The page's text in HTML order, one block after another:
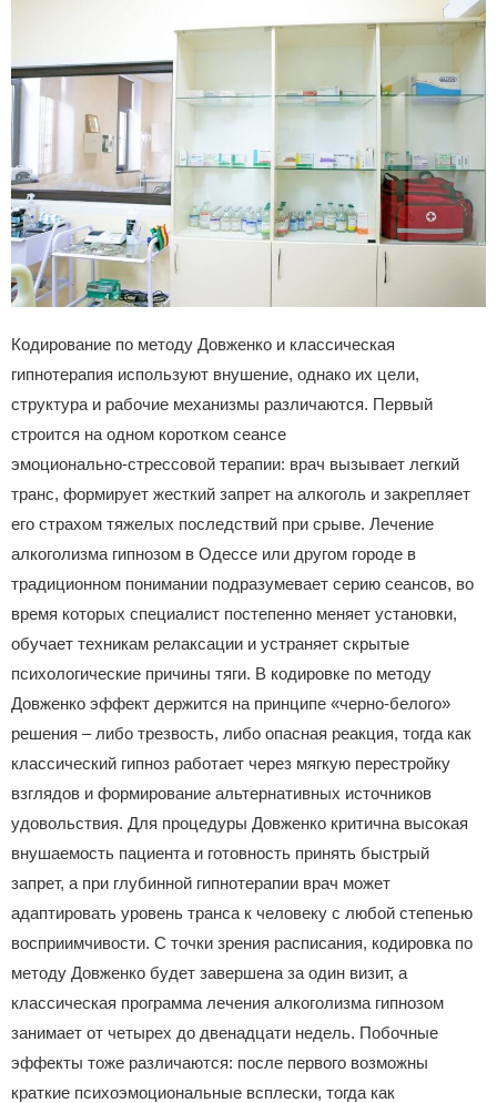
Кодирование по методу Довженко и классическая
гипнотерапия используют внушение, однако их цели,
структура и рабочие механизмы различаются. Первый
строится на одном коротком сеансе
эмоционально‑стрессовой терапии: врач вызывает легкий
транс, формирует жесткий запрет на алкоголь и закрепляет
его страхом тяжелых последствий при срыве. Лечение
алкоголизма гипнозом в Одессе или другом городе в
традиционном понимании подразумевает серию сеансов, во
время которых специалист постепенно меняет установки,
обучает техникам релаксации и устраняет скрытые
психологические причины тяги. В кодировке по методу
Довженко эффект держится на принципе «черно‑белого»
решения – либо трезвость, либо опасная реакция, тогда как
классический гипноз работает через мягкую перестройку
взглядов и формирование альтернативных источников
удовольствия. Для процедуры Довженко критична высокая
внушаемость пациента и готовность принять быстрый
запрет, а при глубинной гипнотерапии врач может
адаптировать уровень транса к человеку с любой степенью
восприимчивости. С точки зрения расписания, кодировка по
методу Довженко будет завершена за один визит, а
классическая программа лечения алкоголизма гипнозом
занимает от четырех до двенадцати недель. Побочные
эффекты тоже различаются: после первого возможны
краткие психоэмоциональные всплески, тогда как